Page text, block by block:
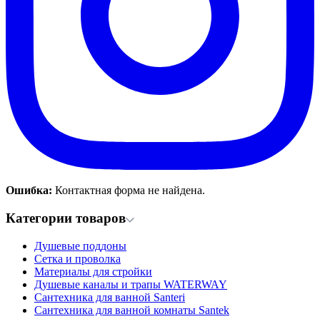
Ошибка: Контактная форма не найдена.
Категории товаров
Душевые поддоны
Сетка и проволка
Материалы для стройки
Душевые каналы и трапы WATERWAY
Сантехника для ванной Santeri
Сантехника для ванной комнаты Santek